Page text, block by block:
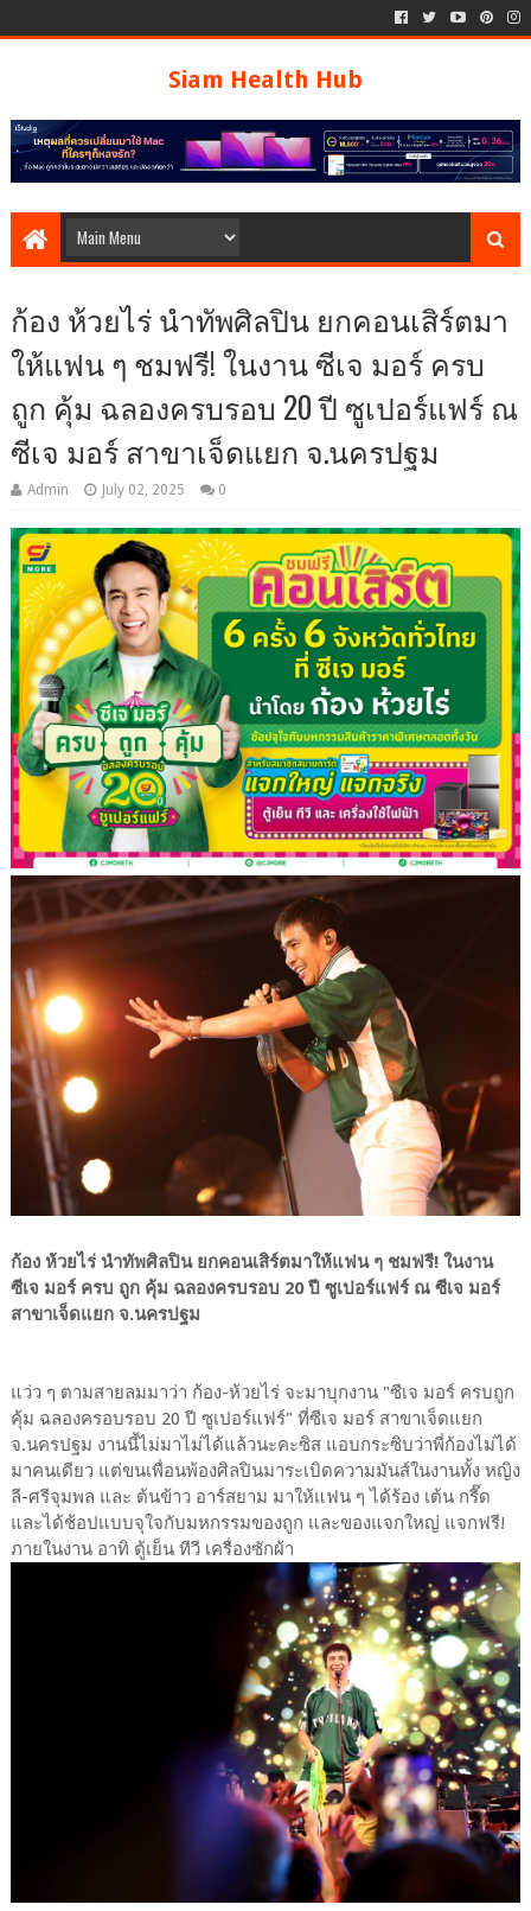
Siam Health Hub
ก้อง ห้วยไร่ นำทัพศิลปิน ยกคอนเสิร์ตมา
ให้แฟน ๆ ชมฟรี! ในงาน ซีเจ มอร์ ครบ
ถูก คุ้ม ฉลองครบรอบ 20 ปี ซูเปอร์แฟร์ ณ
ซีเจ มอร์ สาขาเจ็ดแยก จ.นครปฐม
Admin July 02, 2025 0
ก้อง ห้วยไร่ นำทัพศิลปิน ยกคอนเสิร์ตมาให้แฟน ๆ ชมฟรี! ในงาน
ซีเจ มอร์ ครบ ถูก คุ้ม ฉลองครบรอบ 20 ปี ซูเปอร์แฟร์ ณ ซีเจ มอร์
สาขาเจ็ดแยก จ.นครปฐม
แว่ว ๆ ตามสายลมมาว่า ก้อง-ห้วยไร่ จะมาบุกงาน "ซีเจ มอร์ ครบถูก
คุ้ม ฉลองครอบรอบ 20 ปี ซูเปอร์แฟร์" ที่ซีเจ มอร์ สาขาเจ็ดแยก
จ.นครปฐม งานนี้ไม่มาไม่ได้แล้วนะคะซิส แอบกระซิบว่าพี่ก้องไม่ได้
มาคนเดียว แต่ขนเพื่อนพ้องศิลปินมาระเบิดความมันส์ในงานทั้ง หญิง
ลี-ศรีจุมพล และ ต้นข้าว อาร์สยาม มาให้แฟน ๆ ได้ร้อง เต้น กรี๊ด
และได้ช้อปแบบจุใจกับมหกรรมของถูก และของแจกใหญ่ แจกฟรี!
ภายในงาน อาทิ ตู้เย็น ทีวี เครื่องซักผ้า